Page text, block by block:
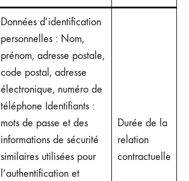
Données d’identification
personnelles : Nom,
prénom, adresse postale,
code postal, adresse
électronique, numéro de
téléphone Identifiants :
mots de passe et des
informations de sécurité
similaires utilisées pour
l’authentification et
Durée de la
relation
contractuelle